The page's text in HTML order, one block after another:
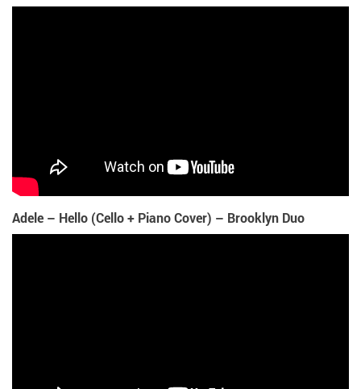
Adele – Hello (Cello + Piano Cover) – Brooklyn Duo